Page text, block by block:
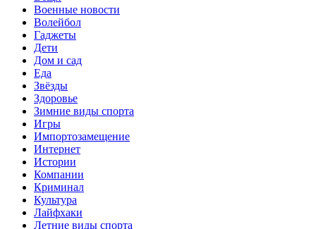
Военные новости
Волейбол
Гаджеты
Дети
Дом и сад
Еда
Звёзды
Здоровье
Зимние виды спорта
Игры
Импортозамещение
Интернет
Истории
Компании
Криминал
Культура
Лайфхаки
Летние виды спорта